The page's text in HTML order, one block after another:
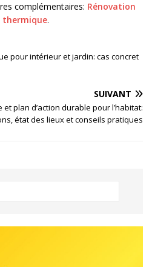
complémentaires: Rénovation
thermique.
pour intérieur et jardin: cas concret
SUIVANT
plan d’action durable pour l’habitat:
état des lieux et conseils pratiques